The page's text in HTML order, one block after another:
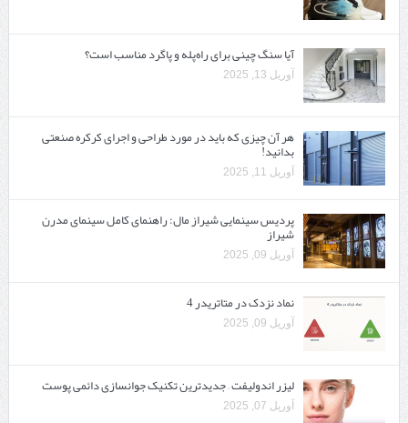
آیا سنگ چینی برای راه‌پله و پاگرد مناسب است؟
آوریل 13, 2025
هر آن چیزی که باید در مورد طراحی و اجرای کرکره صنعتی
بدانید!
آوریل 11, 2025
پردیس سینمایی شیراز مال: راهنمای کامل سینمای مدرن
شیراز
آوریل 09, 2025
نماد نزدک در متاتریدر 4
آوریل 09, 2025
لیزر اندولیفت – جدیدترین تکنیک جوانسازی دائمی پوست
آوریل 07, 2025